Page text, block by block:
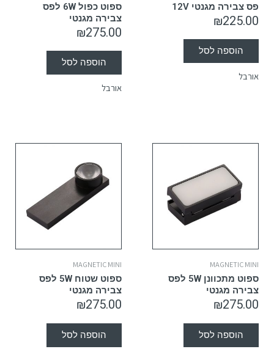
פס צבירה מגנטי 12V
₪225.00
הוספה לסל
אורבל
ספוט כפול 6W לפס
צבירה מגנטי
₪275.00
הוספה לסל
אורבל
MAGNETIC MINI
ספוט מתכוונן 5W לפס
צבירה מגנטי
₪275.00
הוספה לסל
MAGNETIC MINI
ספוט שטוח 5W לפס
צבירה מגנטי
₪275.00
הוספה לסל